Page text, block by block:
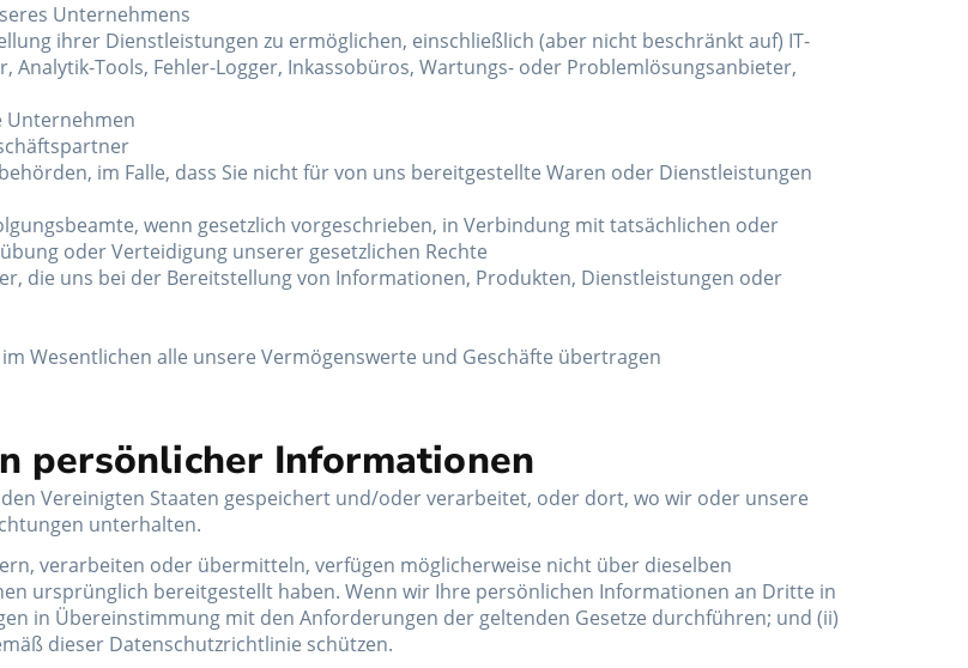
Unternehmens
ihrer Dienstleistungen zu ermöglichen, einschließlich (aber nicht beschränkt auf) IT-
Tools, Fehler-Logger, Inkassobüros, Wartungs- oder Problemlösungsanbieter,
Unternehmen
im Falle, dass Sie nicht für von uns bereitgestellte Waren oder Dienstleistungen
wenn gesetzlich vorgeschrieben, in Verbindung mit tatsächlichen oder
oder Verteidigung unserer gesetzlichen Rechte
die uns bei der Bereitstellung von Informationen, Produkten, Dienstleistungen oder
Wesentlichen alle unsere Vermögenswerte und Geschäfte übertragen
persönlicher Informationen
Vereinigten Staaten gespeichert und/oder verarbeitet, oder dort, wo wir oder unsere
unterhalten.
verarbeiten oder übermitteln, verfügen möglicherweise nicht über dieselben
ursprünglich bereitgestellt haben. Wenn wir Ihre persönlichen Informationen an Dritte in
in Übereinstimmung mit den Anforderungen der geltenden Gesetze durchführen; und (ii)
dieser Datenschutzrichtlinie schützen.